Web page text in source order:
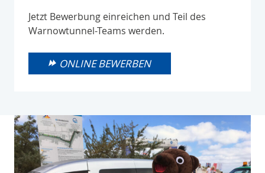
Jetzt Bewerbung einreichen und Teil des
Warnowtunnel-Teams werden.
ONLINE BEWERBEN